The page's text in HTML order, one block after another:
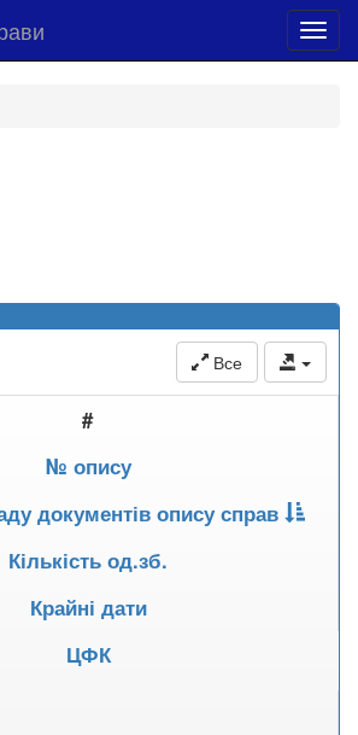
Все
#
№ опису
документів опису справ
Кількість од.зб.
Крайні дати
ЦФК